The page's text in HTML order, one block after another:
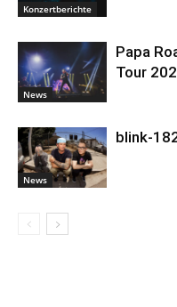
Konzertberichte
News
Papa
Tour
News
blink-